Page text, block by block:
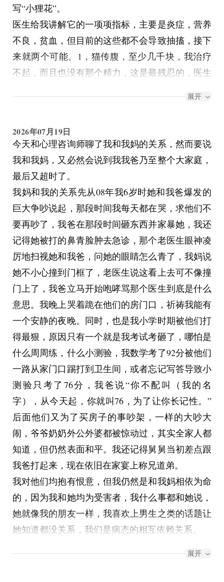
写“小狸花”。
医生给我讲解它的一项项指标，主要是炎症，营养
不良，贫血，但目前的这些都不会导致抽搐，接下
来就两个可能。1，猫传腹，至少几千块，我治疗
不起，而且也没有那个精力，这是最残忍的，医生
开点药吃吃，看能不能把炎症好转了，但，它根源
的问题，我没法治。
期间小猫就在包里探出头，认真地和我一起看着医
生动笔写写画画，像无知的角色聆听作者笔下自己
的命运，最后它很放松地睡着了，在梦里还在时不
时抽搐。
临走的时候，我让护士给它捡了个指甲，它居然也
丝毫不反抗，到后爪的时候挣扎了两下，我出声哄
它，它就歇停了，护士说：它对你的声音有感觉
哎。
我很心酸。
在医院的时候，我让我妈带着家里的纸箱子过来打
算做个猫窝，我妈对猫非常抵触，说猫会让家庭关
系僵硬甚至破裂，我不理解，她看着猫乖巧的样
子，也什么都没说，走时严厉告诫我决不允许把猫
带回宿舍或者带回家，只能让它继续流浪，因为我
无法对它负责，我没有单独的住所，没有稳定的收
入来源。
我带着药回去了。猫还是放在楼下，我还是回到了
我的宿舍里。
展开
2026年07月19日
今天和心理咨询师聊了我和我妈的关系，然而要说
我和我妈，又必然会说到我我爸乃至整个大家庭，
最后又超时了。
我妈和我的关系先从08年我6岁时她和我爸爆发的
巨大争吵说起，那段时间我每天都在哭，求他们不
要再吵了，我爸在那段时间砸东西并家暴她，我还
记得她被打的鼻青脸肿去急诊，那个老医生眼神凌
厉地扫视她和我爸，问她的眼睛怎么青了，我妈说
她不小心撞到门框了，老医生说这看上去可不像撞
门上了，我爸立马开始咆哮骂那个医生到底是什么
意思。我晚上哭着跪在他们的房门口，祈祷我能有
一个安静的夜晚。同时，也是我小学时期被他们打
得最狠，原因只有一个就是我考试考砸了，哪怕是
什么周周练，什么小测验，我数学考了92分被他们
一路从家门口踢打到卫生间，或者忘记写答导致小
测验只考了76分，我爸说“你不配叫（我的名
字），从今天起，你就叫76，为了让你长记性。”
后面他们又为了买房子的事吵架，一样的大吵大
闹，爷爷奶奶外公外婆都被惊动过，其实全家人都
知道，但仍然表面和平。我还记得舅舅当初差点跟
我爸打起来，现在依旧在家宴上称兄道弟。
我对他们均抱有恨意，但我仍然是和我妈相依为命
的，因为我和她均为受害者，我什么事都和她说，
她就像我的朋友一样，我喜欢上男生之类的话题让
她知道都没关系，我们是病态的相互依赖关系。
展开